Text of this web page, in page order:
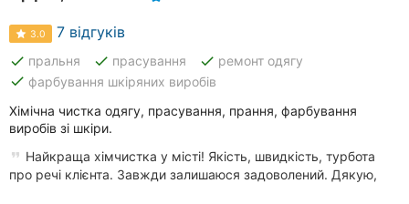
клініки
Ресторани
Всі
рубрики
3.0 7 відгуків
done пральня done прасування done ремонт одягу
done фарбування шкіряних виробів
Хімічна чистка одягу, прасування, прання, фарбування
виробів зі шкіри.
Найкраща хімчистка у місті! Якість, швидкість, турбота
про речі клієнта. Завжди залишаюся задоволений. Дякую,